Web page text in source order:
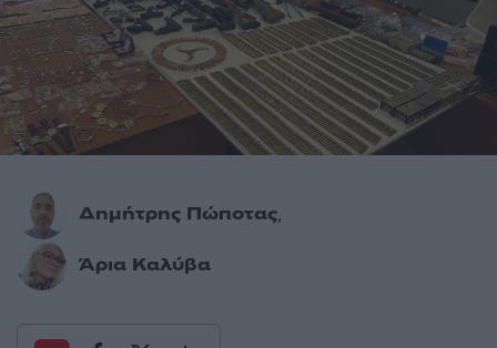
Δημήτρης Πώποτας,
Άρια Καλύβα